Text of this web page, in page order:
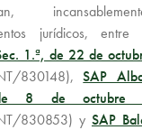
jurídicos, entre
1.ª, de 22 de
830148),SAP
8 de octubre
830853) y SAP